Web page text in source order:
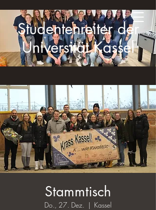
Studentenreiter der
Universität Kassel
Stammtisch
Do., 27. Dez.
  |
Kassel